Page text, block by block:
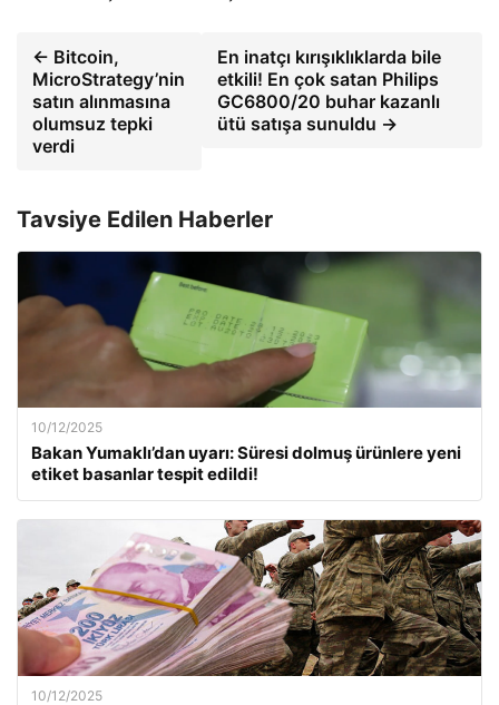
← Bitcoin,
MicroStrategy’nin
satın alınmasına
olumsuz tepki
verdi
En inatçı kırışıklıklarda bile
etkili! En çok satan Philips
GC6800/20 buhar kazanlı
ütü satışa sunuldu →
Tavsiye Edilen Haberler
10/12/2025
Bakan Yumaklı’dan uyarı: Süresi dolmuş ürünlere yeni
etiket basanlar tespit edildi!
10/12/2025